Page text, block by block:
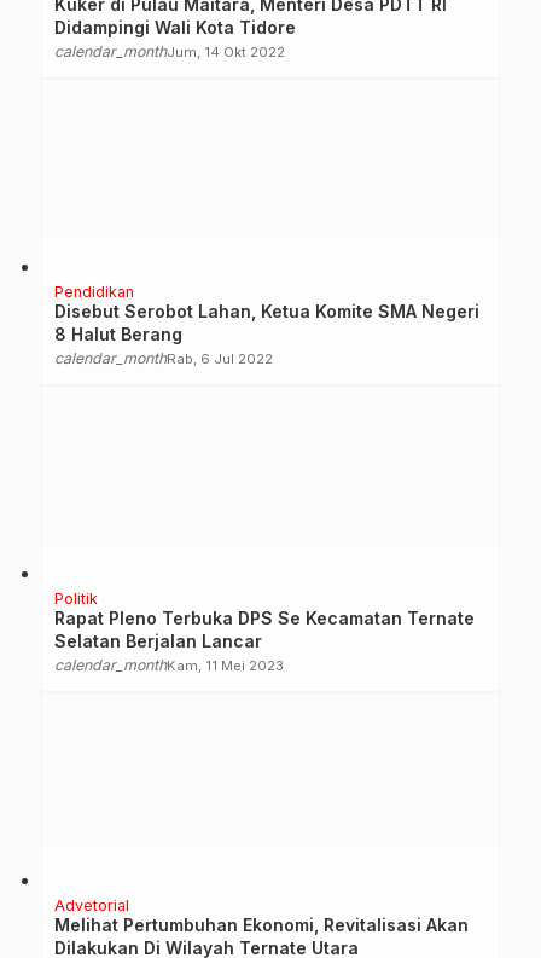
Didampingi Wali Kota Tidore
calendar_monthJum, 14 Okt 2022
Pendidikan
Disebut Serobot Lahan, Ketua Komite SMA Negeri
8 Halut Berang
calendar_monthRab, 6 Jul 2022
Politik
Rapat Pleno Terbuka DPS Se Kecamatan Ternate
Selatan Berjalan Lancar
calendar_monthKam, 11 Mei 2023
Advetorial
Melihat Pertumbuhan Ekonomi, Revitalisasi Akan
Dilakukan Di Wilayah Ternate Utara